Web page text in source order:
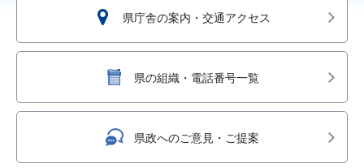
県庁舎の案内・交通アクセス
県の組織・電話番号一覧
県政へのご意見・ご提案